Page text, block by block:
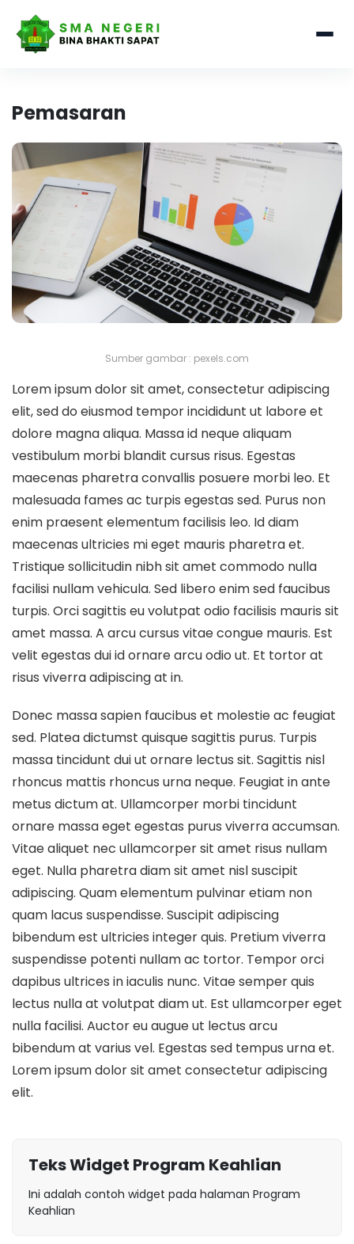
Pemasaran
Sumber gambar : pexels.com
Lorem ipsum dolor sit amet, consectetur adipiscing
elit, sed do eiusmod tempor incididunt ut labore et
dolore magna aliqua. Massa id neque aliquam
vestibulum morbi blandit cursus risus. Egestas
maecenas pharetra convallis posuere morbi leo. Et
malesuada fames ac turpis egestas sed. Purus non
enim praesent elementum facilisis leo. Id diam
maecenas ultricies mi eget mauris pharetra et.
Tristique sollicitudin nibh sit amet commodo nulla
facilisi nullam vehicula. Sed libero enim sed faucibus
turpis. Orci sagittis eu volutpat odio facilisis mauris sit
amet massa. A arcu cursus vitae congue mauris. Est
velit egestas dui id ornare arcu odio ut. Et tortor at
risus viverra adipiscing at in.
Donec massa sapien faucibus et molestie ac feugiat
sed. Platea dictumst quisque sagittis purus. Turpis
massa tincidunt dui ut ornare lectus sit. Sagittis nisl
rhoncus mattis rhoncus urna neque. Feugiat in ante
metus dictum at. Ullamcorper morbi tincidunt
ornare massa eget egestas purus viverra accumsan.
Vitae aliquet nec ullamcorper sit amet risus nullam
eget. Nulla pharetra diam sit amet nisl suscipit
adipiscing. Quam elementum pulvinar etiam non
quam lacus suspendisse. Suscipit adipiscing
bibendum est ultricies integer quis. Pretium viverra
suspendisse potenti nullam ac tortor. Tempor orci
dapibus ultrices in iaculis nunc. Vitae semper quis
lectus nulla at volutpat diam ut. Est ullamcorper eget
nulla facilisi. Auctor eu augue ut lectus arcu
bibendum at varius vel. Egestas sed tempus urna et.
Lorem ipsum dolor sit amet consectetur adipiscing
elit.
Teks Widget Program Keahlian
Ini adalah contoh widget pada halaman Program
Keahlian